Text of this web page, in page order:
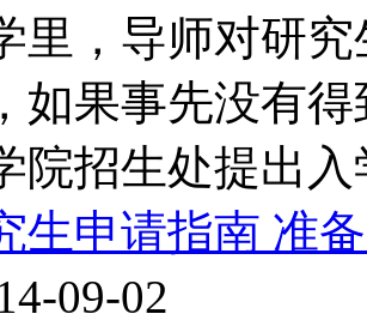
里，导师对研
如果事先没有
院招生处提出
生申请指南 准
09-02